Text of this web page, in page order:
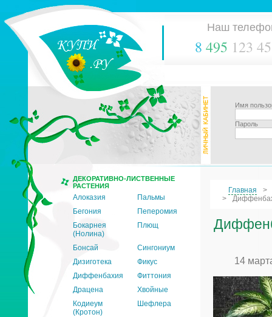
Наш
8 495 123
Имя
Пароль
ДЕКОРАТИВНО-ЛИСТВЕННЫЕ
РАСТЕНИЯ
Алоказия
Пальмы
Бегония
Пеперомия
Бокарнея
(Нолина)
Плющ
Бонсай
Сингониум
Дизиготека
Фикус
Диффенбахия
Фиттония
Драцена
Хвойные
Кодиеум
(Кротон)
Шефлера
Главная
14